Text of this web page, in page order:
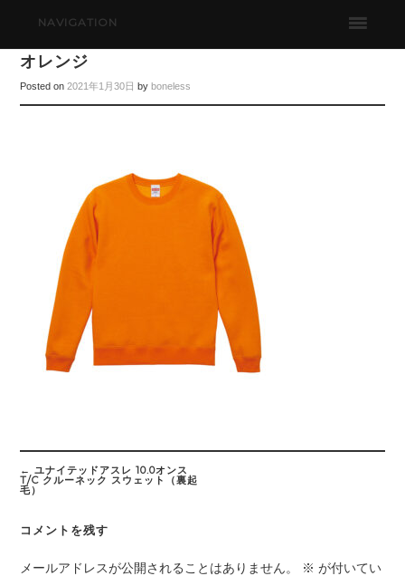
NAVIGATION
オレンジ
Posted on2021年1月30日 byboneless
Post
navigation
← ユナイテッドアスレ 10.0オンス
T/C クルーネック スウェット（裏起
毛）
コメントを残す
メールアドレスが公開されることはありません。 ※ が付いてい